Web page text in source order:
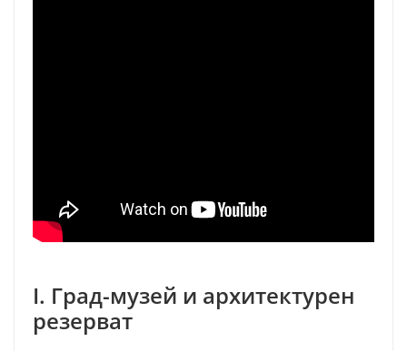
I. Град-музей и архитектурен
резерват